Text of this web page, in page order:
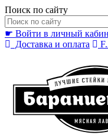
Поиск по сайту
☛ Войти в личный
Доставка и оплата